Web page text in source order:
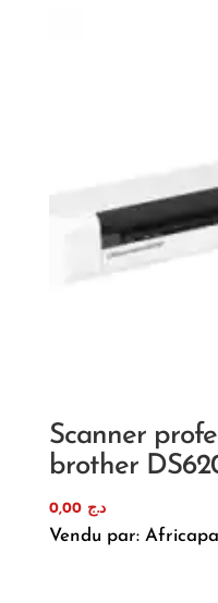
Scanner
brother
د.ج 0,00
Vendu par: